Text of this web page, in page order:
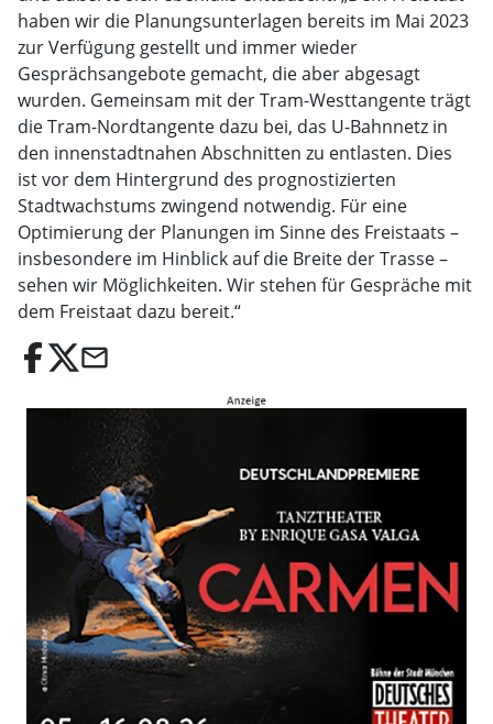
haben wir die Planungsunterlagen bereits im Mai 2023
zur Verfügung gestellt und immer wieder
Gesprächsangebote gemacht, die aber abgesagt
wurden. Gemeinsam mit der Tram-Westtangente trägt
die Tram-Nordtangente dazu bei, das U-Bahnnetz in
den innenstadtnahen Abschnitten zu entlasten. Dies
ist vor dem Hintergrund des prognostizierten
Stadtwachstums zwingend notwendig. Für eine
Optimierung der Planungen im Sinne des Freistaats –
insbesondere im Hinblick auf die Breite der Trasse –
sehen wir Möglichkeiten. Wir stehen für Gespräche mit
dem Freistaat dazu bereit.“
email